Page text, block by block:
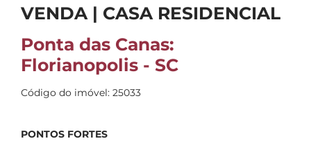
VENDA | CASA RESIDENCIAL
Ponta das Canas:
Florianopolis - SC
Código do imóvel: 25033
PONTOS FORTES